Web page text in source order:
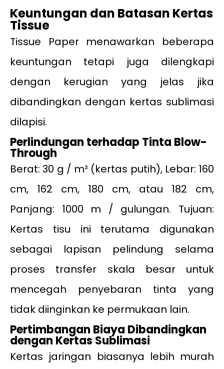
Keuntungan dan Batasan Kertas
Tissue
Tissue Paper menawarkan beberapa
keuntungan tetapi juga dilengkapi
dengan kerugian yang jelas jika
dibandingkan dengan kertas sublimasi
dilapisi.
Perlindungan terhadap Tinta Blow-
Through
Berat: 30 g / m² (kertas putih), Lebar: 160
cm, 162 cm, 180 cm, atau 182 cm,
Panjang: 1000 m / gulungan. Tujuan:
Kertas tisu ini terutama digunakan
sebagai lapisan pelindung selama
proses transfer skala besar untuk
mencegah penyebaran tinta yang
tidak diinginkan ke permukaan lain.
Pertimbangan Biaya Dibandingkan
dengan Kertas Sublimasi
Kertas jaringan biasanya lebih murah